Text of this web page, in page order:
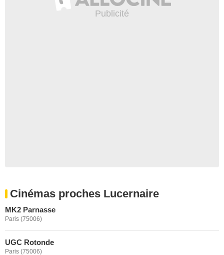
Cinémas proches Lucernaire
MK2 Parnasse
Paris (75006)
UGC Rotonde
Paris (75006)